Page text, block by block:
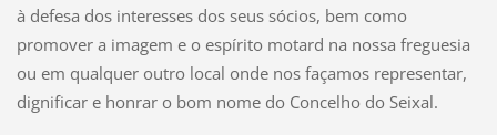
à defesa dos interesses dos seus sócios, bem como
promover a imagem e o espírito motard na nossa freguesia
ou em qualquer outro local onde nos façamos representar,
dignificar e honrar o bom nome do Concelho do Seixal.